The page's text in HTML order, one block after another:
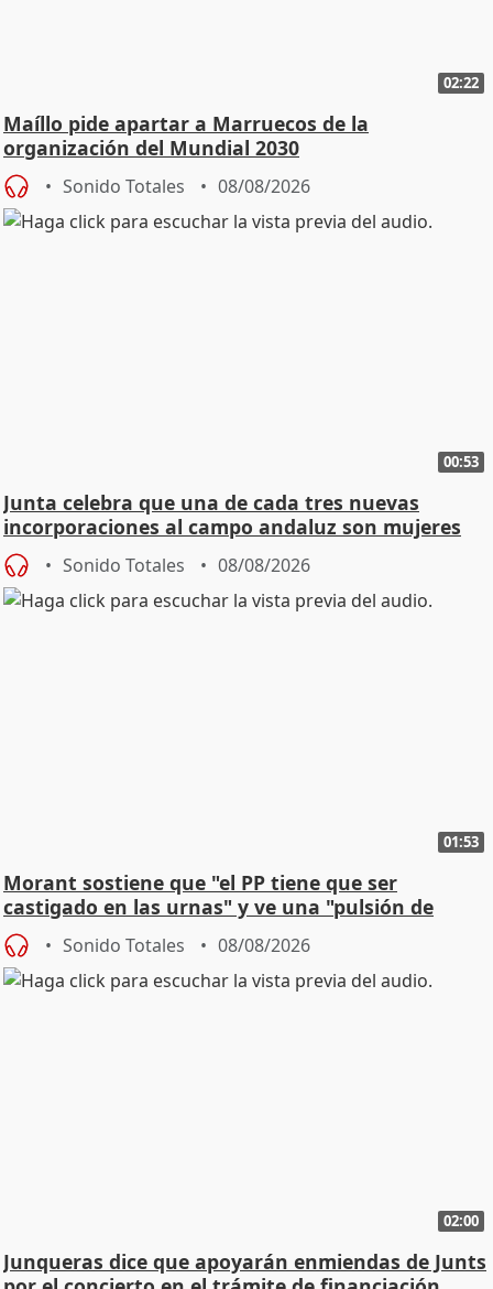
02:22
Maíllo pide apartar a Marruecos de la
organización del Mundial 2030
Sonido Totales 08/08/2026
00:53
Junta celebra que una de cada tres nuevas
incorporaciones al campo andaluz son mujeres
jóvenes
Sonido Totales 08/08/2026
01:53
Morant sostiene que "el PP tiene que ser
castigado en las urnas" y ve una "pulsión de
cambio"
Sonido Totales 08/08/2026
02:00
Junqueras dice que apoyarán enmiendas de Junts